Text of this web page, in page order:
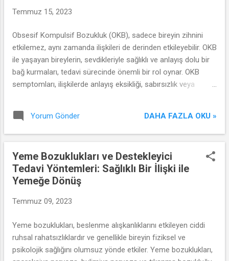
Temmuz 15, 2023
Obsesif Kompulsif Bozukluk (OKB), sadece bireyin zihnini
etkilemez, aynı zamanda ilişkileri de derinden etkileyebilir. OKB
ile yaşayan bireylerin, sevdikleriyle sağlıklı ve anlayış dolu bir
bağ kurmaları, tedavi sürecinde önemli bir rol oynar. OKB
semptomları, ilişkilerde anlayış eksikliği, sabırsızlık veya
yaşamak, sevdiklerinizle güçlü bir bağ kurmanın önünde bir
engel değildir. İlişkilerde sağlıklı bir ortam yaratmak ve
destekleyici bir rol üstlenmek için bazı adımlar atmak, OKB ile
olmalarına yardımcı olabilir. OKB ile yaşayan biri olarak,
sevdiklerinize açık ve dürüst olmak önemlidir. Onlarla OKB'nin
semptomlarını ve tedavi sürecini paylaşmak, anlayış ve
da birbirini daha iyi anlamasına ve duygusal bağın
aileleri ve arkadaşlar...
Yorum Gönder DAHA FAZLA OKU »
Yeme Bozuklukları ve Destekleyici
Tedavi Yöntemleri: Sağlıklı Bir İlişki ile
Yemeğe Dönüş
Temmuz 09, 2023
Yeme bozuklukları, beslenme alışkanlıklarını etkileyen ciddi
ruhsal rahatsızlıklardır ve genellikle bireyin fiziksel ve
psikolojik sağlığını olumsuz yönde etkiler. Yeme bozuklukları,